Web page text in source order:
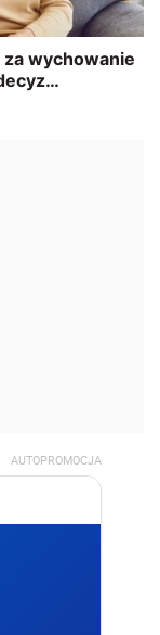
AUTOPROMOCJA